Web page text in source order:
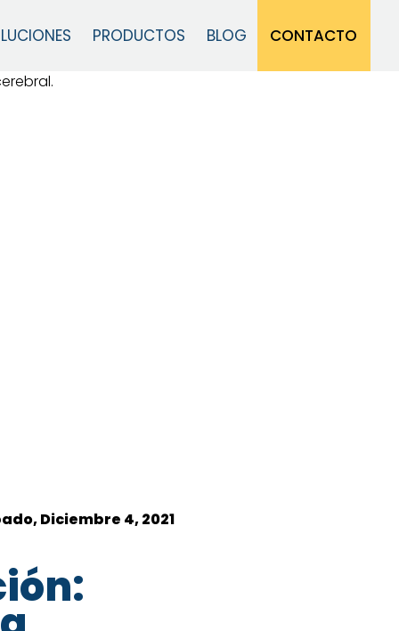
PRODUCTOS BLOG CONTACTO
Cerrar
Diciembre 4, 2021